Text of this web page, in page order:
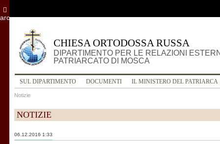
CHIESA ORTODOSSA RUSSA
DIPARTIMENTO PER LE RELAZIONI
PATRIARCATO DI MOSCA
SUL DIPARTIMENTO DOCUMENTI IL MINISTERO DEL PATRIARCA
Notizie
NOTIZIE
06.12.2016 1:33
archivio